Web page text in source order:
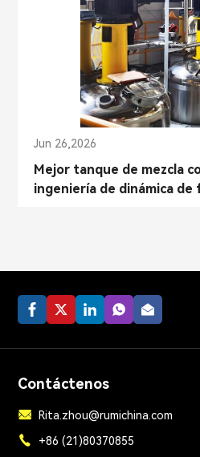
Jun 26,2026
Mejor tanque de mezcla
ingeniería de dinámica de
Contáctenos
Rita.zhou@rumichina.com
+86 (21)80370855